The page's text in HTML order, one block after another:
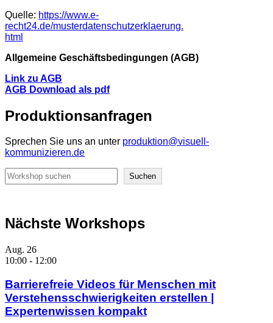
Quelle: https://www.e-
recht24.de/musterdatenschutzerklaerung.
html
Allgemeine Geschäftsbedingungen (AGB)
Link zu AGB
AGB Download als pdf
Produktionsanfragen
Sprechen Sie uns an unter produktion@visuell-
kommunizieren.de
Suchen
Suchen
Nächste Workshops
Aug. 26
10:00 - 12:00
Barrierefreie Videos für Menschen mit
Verstehensschwierigkeiten erstellen |
Expertenwissen kompakt